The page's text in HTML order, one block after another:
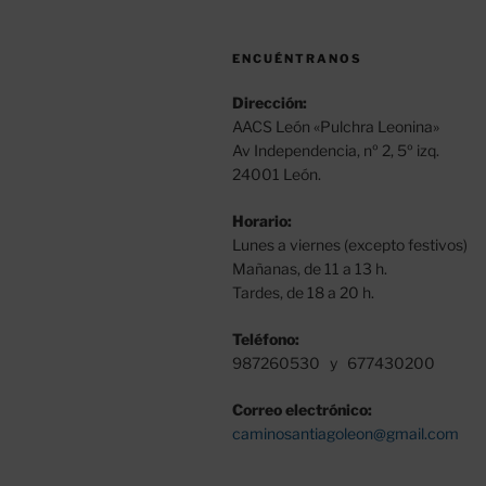
ENCUÉNTRANOS
Dirección:
AACS León «Pulchra Leonina»
Av Independencia, nº 2, 5º izq.
24001 León.
Horario:
Lunes a viernes (excepto festivos)
Mañanas, de 11 a 13 h.
Tardes, de 18 a 20 h.
Teléfono:
987260530 y 677430200
Correo electrónico:
caminosantiagoleon@gmail.com